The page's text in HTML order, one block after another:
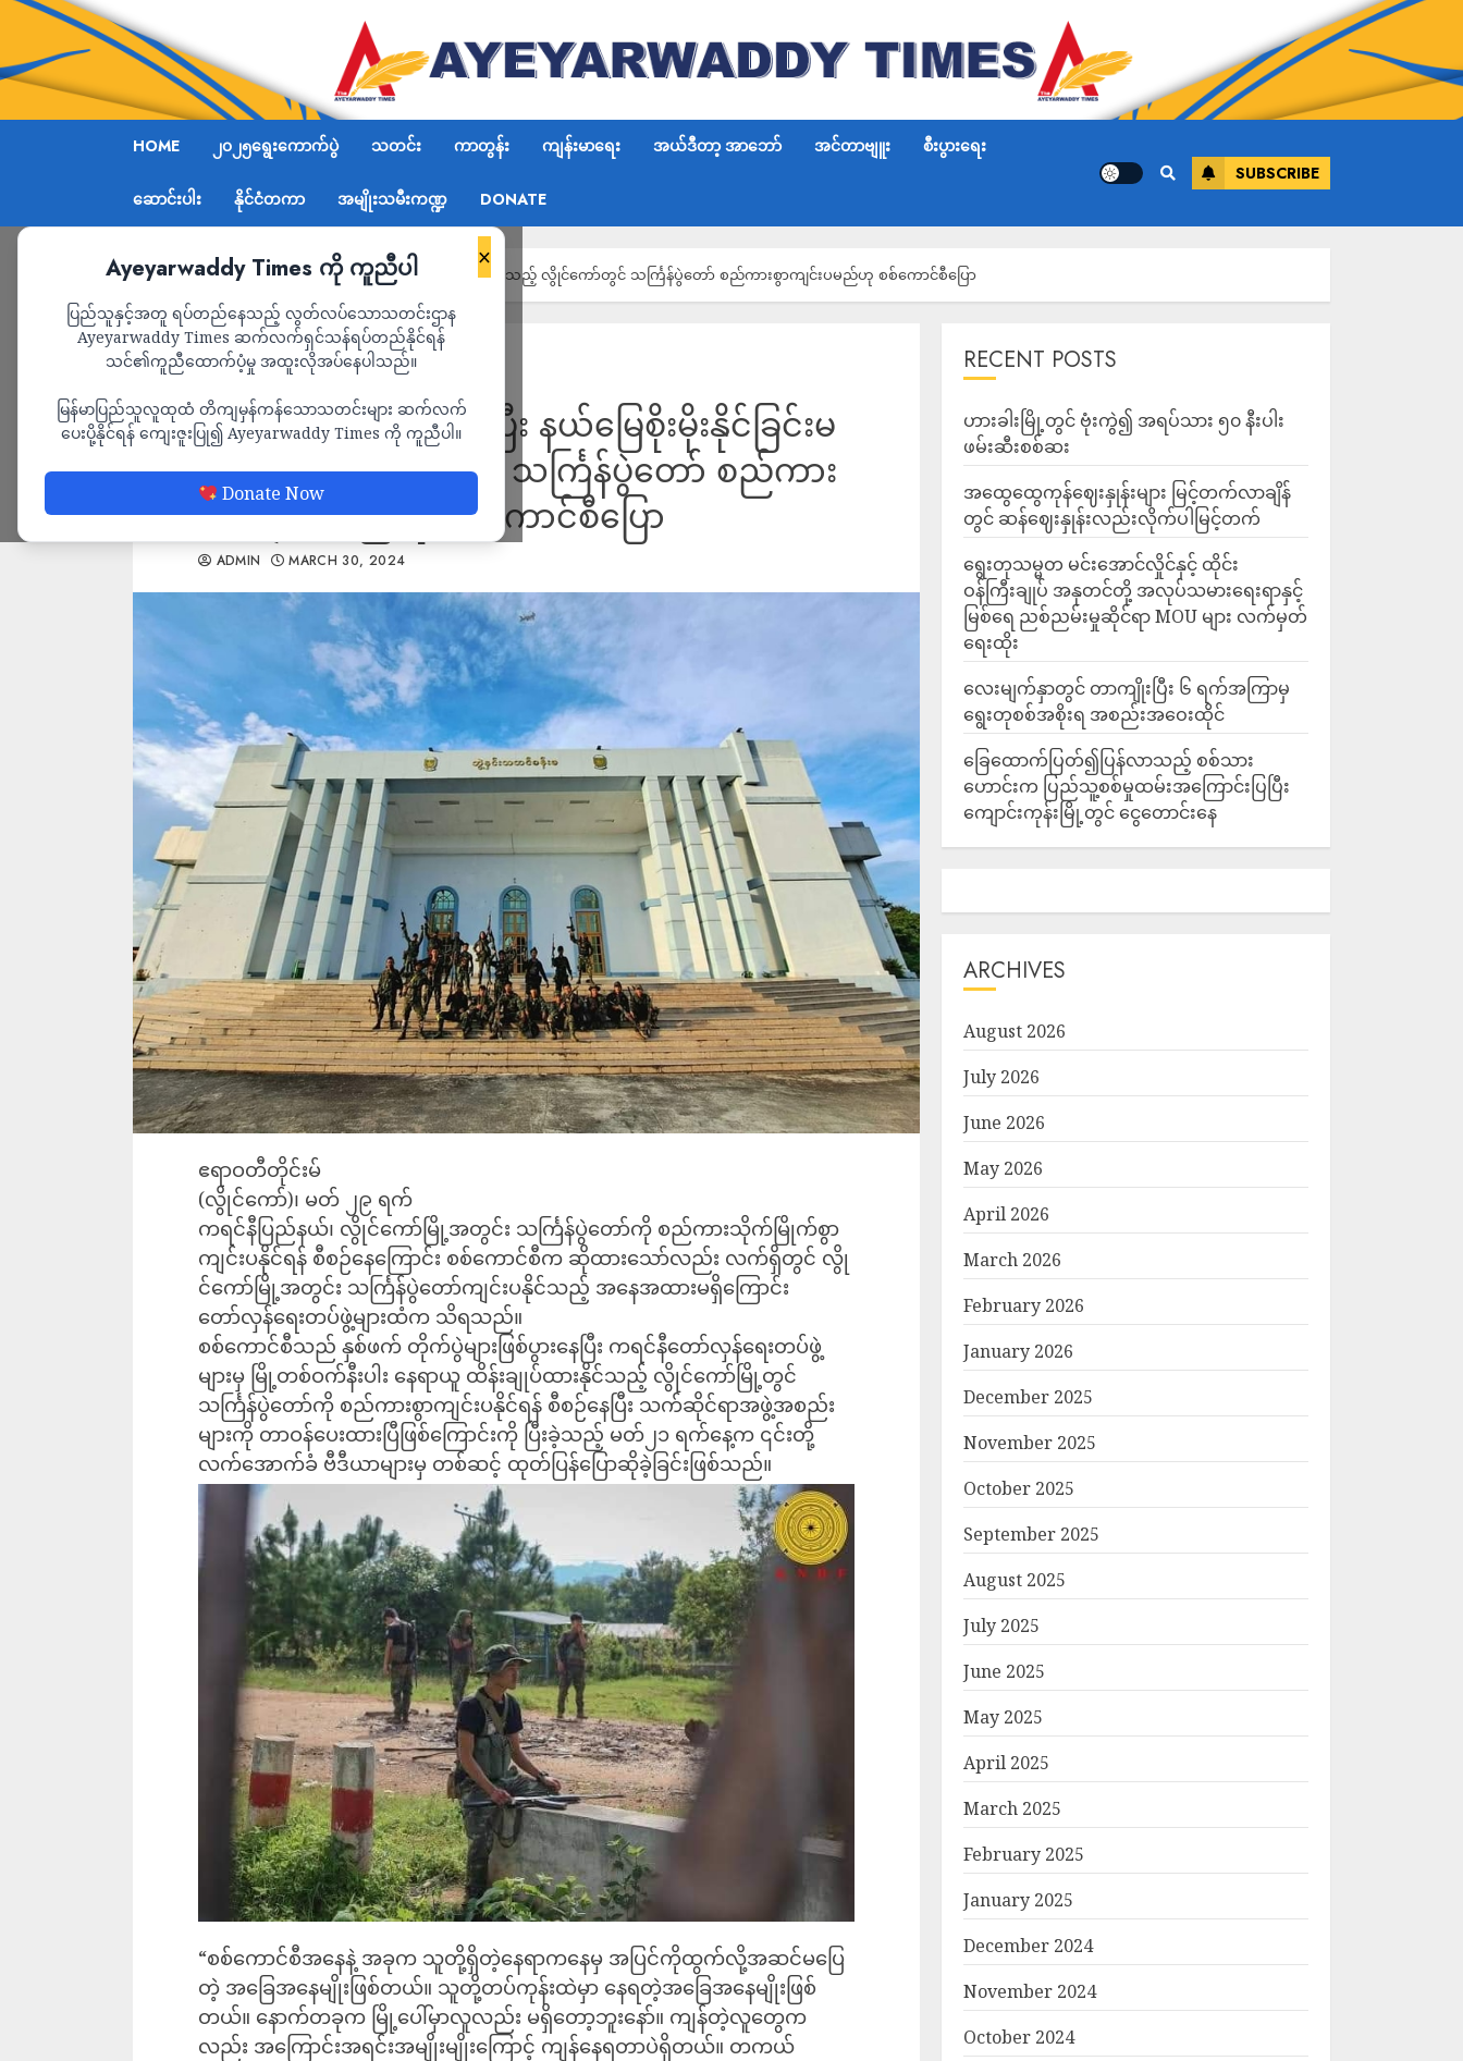
HOME ၂၀၂၅ရွေးကောက်ပွဲ သတင်း ကာတွန်း ကျန်းမာရေး အယ်ဒီတာ့ အာဘော် အင်တာဗျူး စီးပွားရေး
ဆောင်းပါး နိုင်ငံတကာ အမျိုးသမီးကဏ္ဍ DONATE
SUBSCRIBE
×
Ayeyarwaddy Times ကို ကူညီပါ
ပြည်သူနှင့်အတူ ရပ်တည်နေသည့် လွတ်လပ်သောသတင်းဌာန
Ayeyarwaddy Times ဆက်လက်ရှင်သန်ရပ်တည်နိုင်ရန်
သင်၏ကူညီထောက်ပံ့မှု အထူးလိုအပ်နေပါသည်။
မြန်မာပြည်သူလူထုထံ တိကျမှန်ကန်သောသတင်းများ ဆက်လက်
ပေးပို့နိုင်ရန် ကျေးဇူးပြု၍ Ayeyarwaddy Times ကို ကူညီပါ။
Donate Now
Home တိုက်ပွဲများဖြစ်ပွား‌နေပြီး နယ်မြေစိုးမိုးနိုင်ခြင်းမရှိသည့် လွိုင်ကော်တွင် သင်္ကြန်ပွဲတော် စည်ကားစွာကျင်းပမည်ဟု စစ်ကောင်စီပြော
သတင်း
တိုက်ပွဲများဖြစ်ပွား‌နေပြီး နယ်မြေစိုးမိုးနိုင်ခြင်းမ
ရှိသည့် လွိုင်ကော်တွင် သင်္ကြန်ပွဲတော် စည်ကား
စွာကျင်းပမည်ဟု စစ်ကောင်စီပြော
ADMIN MARCH 30, 2024
ဧရာဝတီတိုင်းမ်
(လွိုင်ကော်)၊ မတ် ၂၉ ရက်
ကရင်နီပြည်နယ်၊ လွိုင်ကော်မြို့အတွင်း သင်္ကြန်ပွဲတော်ကို စည်ကားသိုက်မြိုက်စွာ
ကျင်းပနိုင်ရန် စီစဉ်နေကြောင်း စစ်ကောင်စီက ဆိုထားသော်လည်း လက်ရှိတွင် လွို
င်ကော်မြို့အတွင်း သင်္ကြန်ပွဲတော်ကျင်းပနိုင်သည့် အနေအထားမရှိကြောင်း
တော်လှန်ရေးတပ်ဖွဲ့များထံက သိရသည်။
စစ်ကောင်စီသည် နှစ်ဖက် တိုက်ပွဲများဖြစ်ပွားနေပြီး ‌ကရင်နီ‌တော်လှန်ရေးတပ်ဖွဲ့
များမှ မြို့တစ်ဝက်နီးပါး နေရာယူ ထိန်းချုပ်ထားနိုင်သည့် လွိုင်ကော်မြို့တွင်
သင်္ကြန်ပွဲတော်ကို စည်ကားစွာကျင်းပနိုင်ရန် စီစဉ်နေပြီး သက်ဆိုင်ရာအဖွဲ့အစည်း
များကို တာဝန်ပေးထားပြီဖြစ်ကြောင်းကို ပြီးခဲ့သည့် မတ်၂၁ ရက်နေ့က ၎င်းတို့
လက်အောက်ခံ ဗီဒီယာများမှ တစ်ဆင့် ထုတ်ပြန်ပြောဆိုခဲ့ခြင်းဖြစ်သည်။
“စစ်ကောင်စီအနေနဲ့ အခုက သူတို့ရှိတဲ့နေရာကနေမှ အပြင်ကိုထွက်လို့အဆင်မပြေ
တဲ့ အခြေအနေမျိုးဖြစ်တယ်။ သူတို့တပ်ကုန်းထဲမှာ နေရတဲ့အခြေအနေမျိုးဖြစ်
တယ်။ နောက်တခုက မြို့ပေါ်မှာလူလည်း မရှိတော့ဘူးနော်။ ကျန်တဲ့လူတွေက
လည်း အကြောင်းအရင်းအမျိုးမျိုးကြောင့် ကျန်နေရတာပဲရှိတယ်။ တကယ်
RECENT POSTS
ဟားခါးမြို့တွင် ဗုံးကွဲ၍ အရပ်သား ၅၀ နီးပါး
ဖမ်းဆီးစစ်ဆး
အထွေထွေကုန်ဈေးနှုန်းများ မြင့်တက်လာချိန်
တွင် ဆန်ဈေးနှုန်းလည်းလိုက်ပါမြင့်တက်
ရွေးတုသမ္မတ မင်းအောင်လှိုင်နှင့် ထိုင်း
ဝန်ကြီးချုပ် အနုတင်တို့ အလုပ်သမားရေးရာနှင့်
မြစ်ရေ ညစ်ညမ်းမှုဆိုင်ရာ MOU များ လက်မှတ်
ရေးထိုး
လေးမျက်နှာတွင် တာကျိုးပြီး ၆ ရက်အကြာမှ
ရွေးတုစစ်အစိုးရ အစည်းအဝေးထိုင်
ခြေထောက်ပြတ်၍ပြန်လာသည့် စစ်သား
ဟောင်းက ပြည်သူ့စစ်မှုထမ်းအကြောင်းပြပြီး
ကျောင်းကုန်းမြို့တွင် ငွေတောင်းနေ
ARCHIVES
August 2026
July 2026
June 2026
May 2026
April 2026
March 2026
February 2026
January 2026
December 2025
November 2025
October 2025
September 2025
August 2025
July 2025
June 2025
May 2025
April 2025
March 2025
February 2025
January 2025
December 2024
November 2024
October 2024